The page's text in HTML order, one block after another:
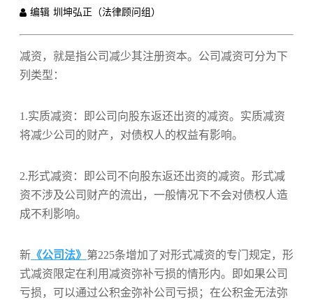
编辑 圳坤弘正（法律顾问组）
减资，就是指公司减少其注册资本。公司减资可分为下
列类型：
1.实质减资：即公司向股东返还出资的减资。实质减资
将减少公司的财产，对债权人的权益有影响。
2.形式减资：即公司不向股东返还出资的减资。形式减
资不涉及公司财产的流出，一般情况下不会对债权人造
成不利影响。
新 《公司法》 第225条增加了对形式减资的专门规定，形
式减资限定在利用减资弥补亏损的情形内。即如果公司
亏损，可以通过公积金弥补公司亏损；在公积金无法弥